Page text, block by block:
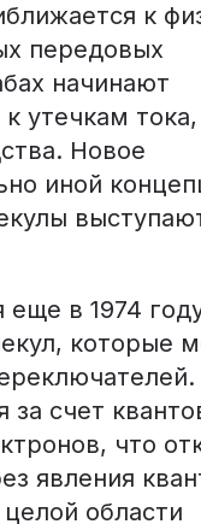
к
передовых
начинают
утечкам тока,
Новое
иной
в 1974
которые
счет
что
явления
области